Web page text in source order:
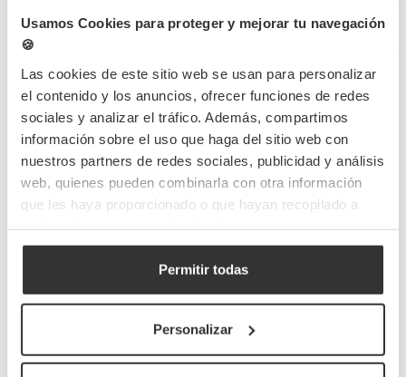
Usamos Cookies para proteger y mejorar tu navegación
🍪
Las cookies de este sitio web se usan para personalizar
el contenido y los anuncios, ofrecer funciones de redes
sociales y analizar el tráfico. Además, compartimos
información sobre el uso que haga del sitio web con
nuestros partners de redes sociales, publicidad y análisis
web, quienes pueden combinarla con otra información
que les haya proporcionado o que hayan recopilado a
Permitir todas
Personalizar
Preguntas frecuentes
Completa tu pedido
planas
blancas con asa
rizada
plana